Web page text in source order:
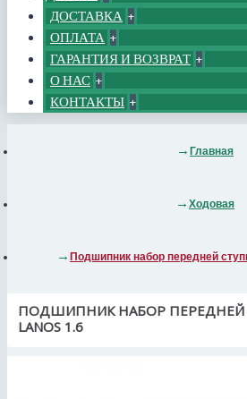
ДОСТАВКА +
ОПЛАТА +
ГАРАНТИЯ И ВОЗВРАТ +
О НАС +
КОНТАКТЫ +
Главная
Ходовая
Подшипник набор передней
ПОДШИПНИК НАБОР ПЕРЕДНЕЙ
LANOS 1.6